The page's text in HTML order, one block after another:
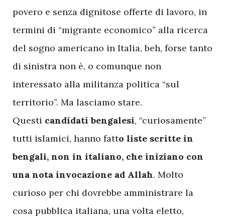
povero e senza dignitose offerte di lavoro, in
termini di “migrante economico” alla ricerca
del sogno americano in Italia, beh, forse tanto
di sinistra non è, o comunque non
interessato alla militanza politica “sul
territorio”. Ma lasciamo stare.
Questi candidati bengalesi, “curiosamente”
tutti islamici, hanno fatto liste scritte in
bengali, non in italiano, che iniziano con
una nota invocazione ad Allah. Molto
curioso per chi dovrebbe amministrare la
cosa pubblica italiana, una volta eletto,